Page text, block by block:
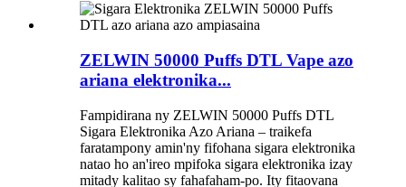
ZELWIN 50000 Puffs DTL Vape azo
ariana elektronika...
Fampidirana ny ZELWIN 50000 Puffs DTL
Sigara Elektronika Azo Ariana – traikefa
faratampony amin'ny fifohana sigara elektronika
natao ho an'ireo mpifoka sigara elektronika izay
mitady kalitao sy fahafaham-po. Ity fitaovana